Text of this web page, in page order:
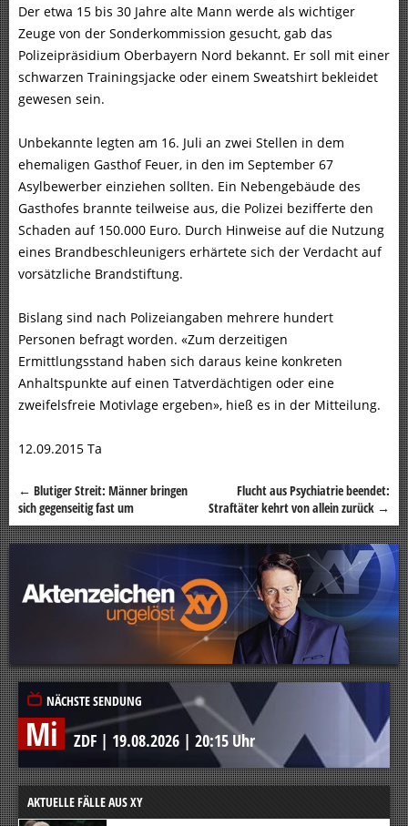
Der etwa 15 bis 30 Jahre alte Mann werde als wichtiger
Zeuge von der Sonderkommission gesucht, gab das
Polizeipräsidium Oberbayern Nord bekannt. Er soll mit einer
schwarzen Trainingsjacke oder einem Sweatshirt bekleidet
gewesen sein.
Unbekannte legten am 16. Juli an zwei Stellen in dem
ehemaligen Gasthof Feuer, in den im September 67
Asylbewerber einziehen sollten. Ein Nebengebäude des
Gasthofes brannte teilweise aus, die Polizei bezifferte den
Schaden auf 150.000 Euro. Durch Hinweise auf die Nutzung
eines Brandbeschleunigers erhärtete sich der Verdacht auf
vorsätzliche Brandstiftung.
Bislang sind nach Polizeiangaben mehrere hundert
Personen befragt worden. «Zum derzeitigen
Ermittlungsstand haben sich daraus keine konkreten
Anhaltspunkte auf einen Tatverdächtigen oder eine
zweifelsfreie Motivlage ergeben», hieß es in der Mitteilung.
12.09.2015 Ta
Beitragsnavigation
← Blutiger Streit: Männer bringen
sich gegenseitig fast um
Flucht aus Psychiatrie beendet:
Straftäter kehrt von allein zurück →
NÄCHSTE SENDUNG
Mi ZDF | 19.08.2026 | 20:15 Uhr
AKTUELLE FÄLLE AUS XY